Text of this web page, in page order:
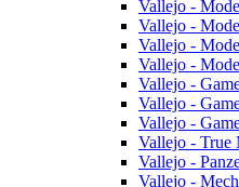
Vallejo -
Vallejo -
Vallejo -
Vallejo -
Vallejo -
Vallejo -
Vallejo -
Vallejo - True
Vallejo -
Vallejo -